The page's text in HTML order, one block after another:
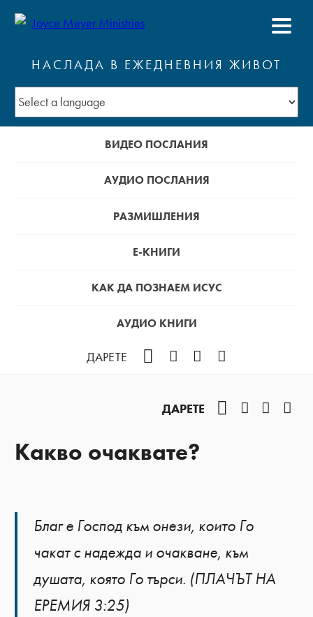
НАСЛАДА В ЕЖЕДНЕВНИЯ ЖИВОТ
ВИДЕО ПОСЛАНИЯ
АУДИО ПОСЛАНИЯ
РАЗМИШЛЕНИЯ
Е-КНИГИ
КАК ДА ПОЗНАЕМ ИСУС
АУДИО КНИГИ
ДАРЕТЕ FacebookInstagram
YouTube
ДАРЕТЕ FacebookInstagram
Какво очаквате?
Благ е Господ към онези, които Го
чакат с надежда и очакване, към
душата, която Го търси. (ПЛАЧЪТ НА
ЕРЕМИЯ 3:25)